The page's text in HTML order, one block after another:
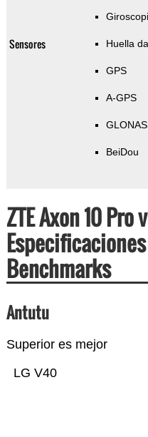
Sensores Huella
GPS
A-GPS
BeiDou
ZTE Axon 10 Pro
Benchmarks
Antutu
Superior es mejor
LG V40